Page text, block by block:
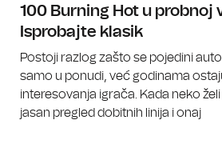
100 Burning Hot u probnoj
Isprobajte klasik
Postoji razlog zašto se pojedini
samo u ponudi, već godinama
interesovanja igrača. Kada neko
jasan pregled dobitnih linija i onaj